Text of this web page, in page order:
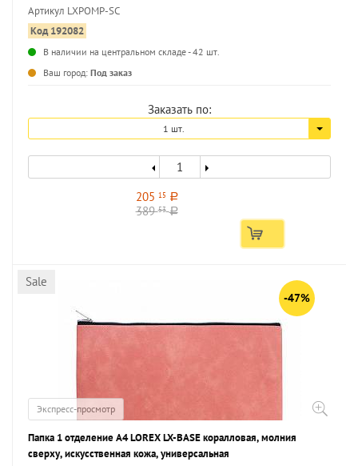
Артикул LXPOMP-SC
Код 192082
В наличии на центральном складе - 42 шт.
Ваш город: Под заказ
Заказать по:
1 шт.
205 15 a
38953 a
Sale
-47%
Экспресс-просмотр
Папка 1 отделение А4 LOREX LX-BASE коралловая, молния
сверху, искусственная кожа, универсальная